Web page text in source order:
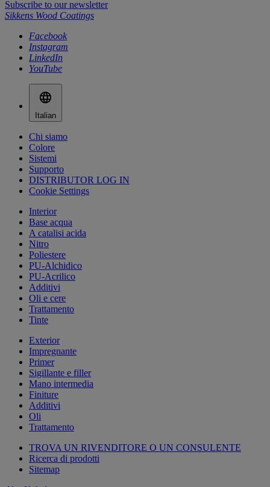
Subscribe to our newsletter
Sikkens Wood Coatings
Facebook
Instagram
LinkedIn
YouTube
Italian
Chi siamo
Colore
Sistemi
Supporto
DISTRIBUTOR LOG IN
Cookie Settings
Interior
Base acqua
A catalisi acida
Nitro
Poliestere
PU-Alchidico
PU-Acrilico
Additivi
Oli e cere
Trattamento
Tinte
Exterior
Impregnante
Primer
Sigillante e filler
Mano intermedia
Finiture
Additivi
Oli
Trattamento
TROVA UN RIVENDITORE O UN CONSULENTE
Ricerca di prodotti
Sitemap